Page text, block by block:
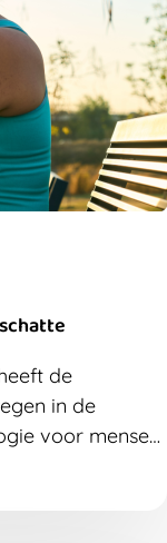
de
in de
voor mensen